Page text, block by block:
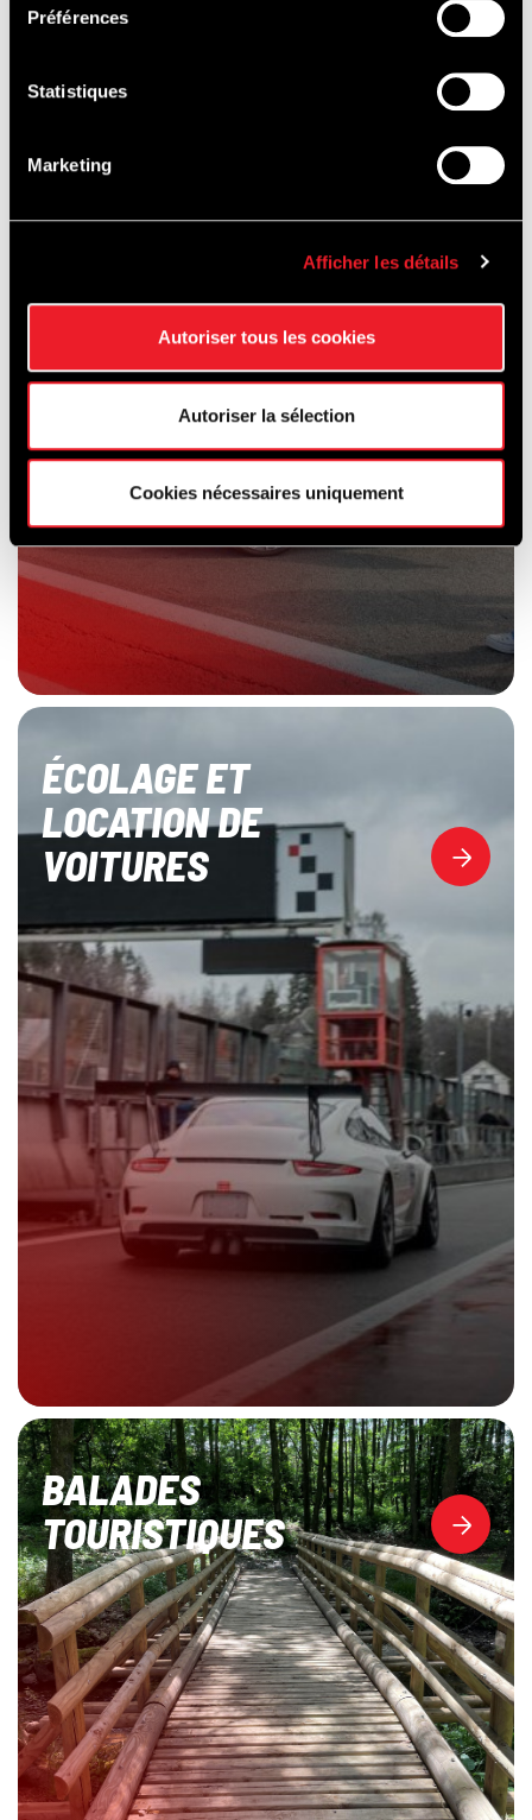
Préférences
Statistiques
Marketing
Afficher les détails
Autoriser tous les cookies
Autoriser la sélection
Cookies nécessaires uniquement
BAPTÊMES
DE PISTE
ÉCOLAGE ET
LOCATION DE
VOITURES
BALADES
TOURISTIQUES